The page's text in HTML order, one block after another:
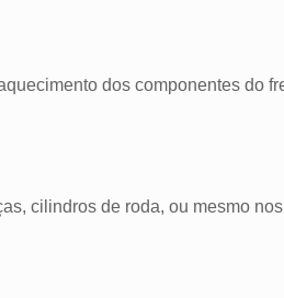
dos componentes do
cilindros de roda, ou mesmo